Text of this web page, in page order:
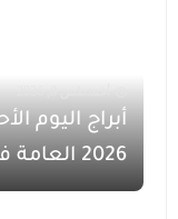
2026 العامة في الحب...